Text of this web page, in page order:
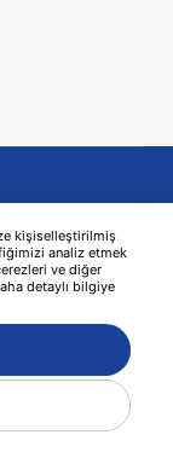
kişiselleştirilmiş
analiz etmek
ve diğer
detaylı bilgiye